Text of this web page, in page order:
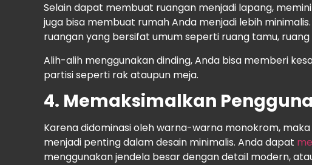
Selain dapat membuat ruangan menjadi lapang,
juga bisa membuat rumah Anda menjadi lebih
ruangan yang bersifat umum seperti ruang tamu,
Alih-alih menggunakan dinding, Anda bisa memberi
partisi seperti rak ataupun meja.
4. Memaksimalkan
Karena didominasi oleh warna-warna monokrom,
menjadi penting dalam desain minimalis. Anda dapat
menggunakan jendela besar dengan detail modern,